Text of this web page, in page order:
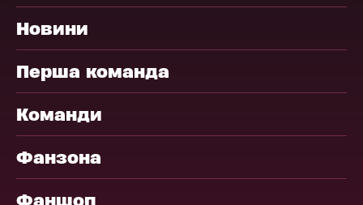
Новини
Перша команда
Команди
Фанзона
Фаншоп